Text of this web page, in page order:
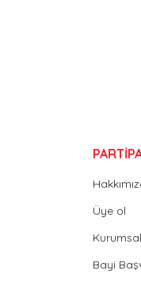
Üye ol
Kurumsal
Bayi